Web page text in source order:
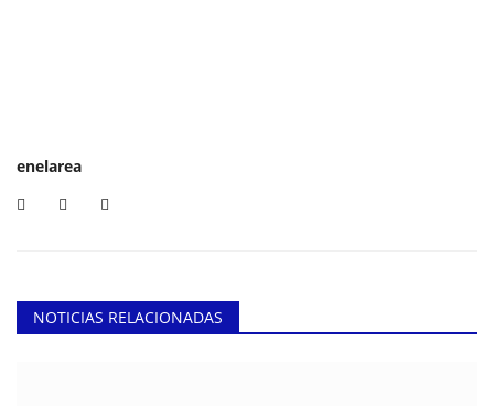
enelarea
NOTICIAS RELACIONADAS